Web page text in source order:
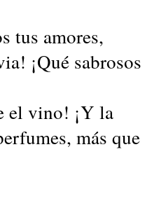
tus amores,
¡Qué sabrosos
el vino! ¡Y la
más que